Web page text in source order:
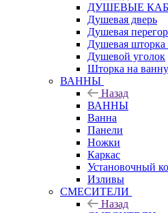
ДУШЕВЫЕ
Душевая дверь
Душевая
Душевая шторка
Душевой уголок
Шторка на ванну
ВАННЫ
Назад
ВАННЫ
Ванна
Панели
Ножки
Каркас
Установочный
Изливы
СМЕСИТЕЛИ
Назад